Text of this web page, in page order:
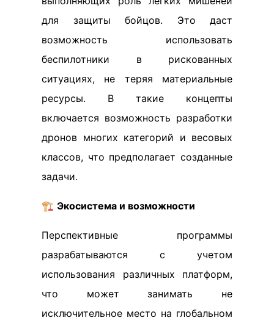
для защиты бойцов. Это даст
возможность использовать
беспилотники в рискованных
ситуациях, не теряя материальные
ресурсы. В такие концепты
включается возможность разработки
дронов многих категорий и весовых
классов, что предполагает созданные
задачи.
🏗️ Экосистема и возможности
Перспективные программы
разрабатываются с учетом
использования различных платформ,
что может занимать не
исключительное место на глобальном